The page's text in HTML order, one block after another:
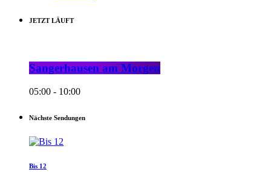
JETZT LÄUFT
Sangerhausen am Morgen
05:00 - 10:00
Nächste Sendungen
Bis 12